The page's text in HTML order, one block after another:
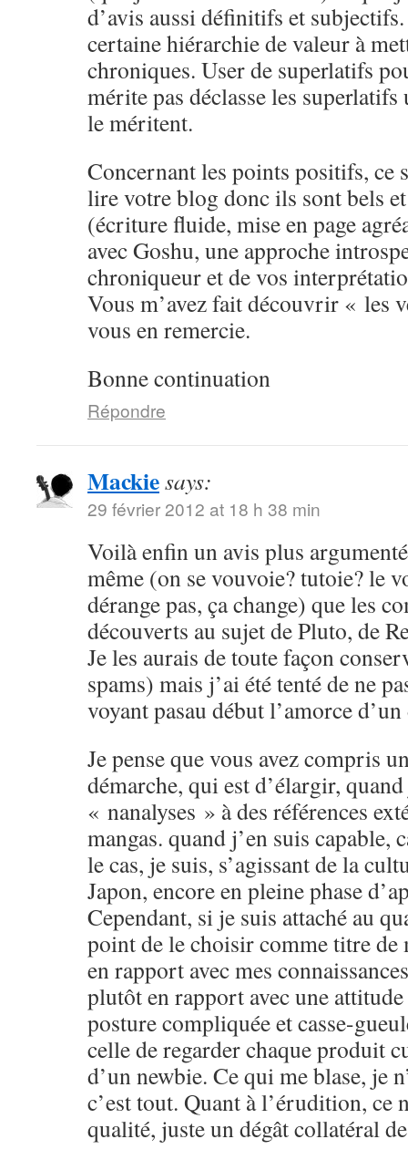
d’avis aussi définitifs et
certaine hiérarchie de valeur à
chroniques. User de superlatifs
mérite pas déclasse les
le méritent.
Concernant les points positifs, ce
lire votre blog donc ils sont bels
(écriture fluide, mise en page
avec Goshu, une approche
chroniqueur et de vos
Vous m’avez fait découvrir « les
vous en remercie.
Bonne continuation
Répondre
Mackiesays:
29 février 2012 at 18 h 38 min
Voilà enfin un avis plus
même (on se vouvoie? tutoie? le
dérange pas, ça change) que les
découverts au sujet de Pluto, de
Je les aurais de toute façon
spams) mais j’ai été tenté de ne
voyant pasau début l’amorce
Je pense que vous avez compris
démarche, qui est d’élargir,
« nanalyses » à des références
mangas. quand j’en suis capable,
le cas, je suis, s’agissant de la
Japon, encore en pleine phase
Cependant, si je suis attaché au
point de le choisir comme titre de
en rapport avec mes
plutôt en rapport avec une
posture compliquée et casse-
celle de regarder chaque produit
d’un newbie. Ce qui me blase, je
c’est tout. Quant à l’érudition, ce
qualité, juste un dégât collatéral